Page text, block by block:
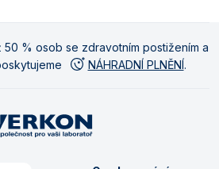
50 % osob se zdravotním postižením a
NÁHRADNÍ PLNĚNÍ.